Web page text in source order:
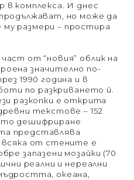
в комплекса. И днес
но може да
размери – простира
от “новия” облик на
значително по-
1990 година и в
по разкриването й.
разкопки е открита
текстове – 152
дешифриране
представлява
всяка от стените е
запазени мозайки (70
реални и нереални
океана,